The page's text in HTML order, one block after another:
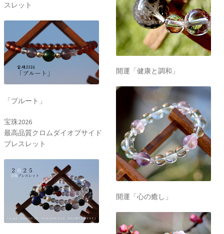
スレット
「プルート」
宝珠2026
最高品質クロムダイオプサイド
ブレスレット
開運「健康と調和」
開運「心の癒し」